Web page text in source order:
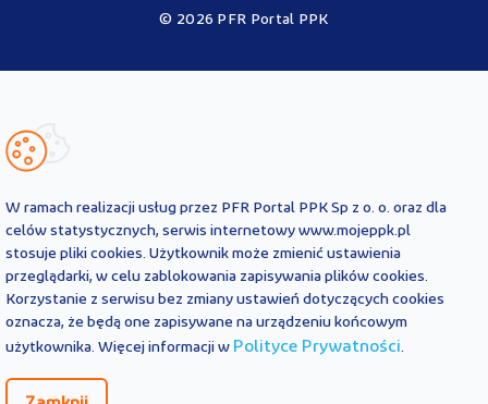
© 2026 PFR Portal PPK
Ustawy o PPK przez operatora - PFR Portal PPK sp. z o.o., spółkę
obowiązujących przepisów prawa i każdorazowo
powinny być interpretowane oraz stosowane z uwzględnieniem
aktualnie obowiązujących przepisów prawa. Treści te nie stanowią
porady prawnej, finansowej ani oficjalnej interpretacji
obowiązujących przepisów prawa.
PFR Portal PPK sp. z o.o. nie ponosi odpowiedzialności z tytułu
powstania jakichkolwiek szkód, wynikających lub pozostających w
jakichkolwiek wątpliwości co do treści umieszczonych na Portalu
W ramach realizacji usług przez PFR Portal PPK Sp z o. o. oraz dla
celów statystycznych, serwis internetowy www.mojeppk.pl
stosuje pliki cookies. Użytkownik może zmienić ustawienia
przeglądarki, w celu zablokowania zapisywania plików cookies.
Korzystanie z serwisu bez zmiany ustawień dotyczących cookies
oznacza, że będą one zapisywane na urządzeniu końcowym
użytkownika. Więcej informacji w Polityce Prywatności.